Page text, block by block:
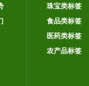
珠宝类标签
食品类标签
医药类标签
农产品标签